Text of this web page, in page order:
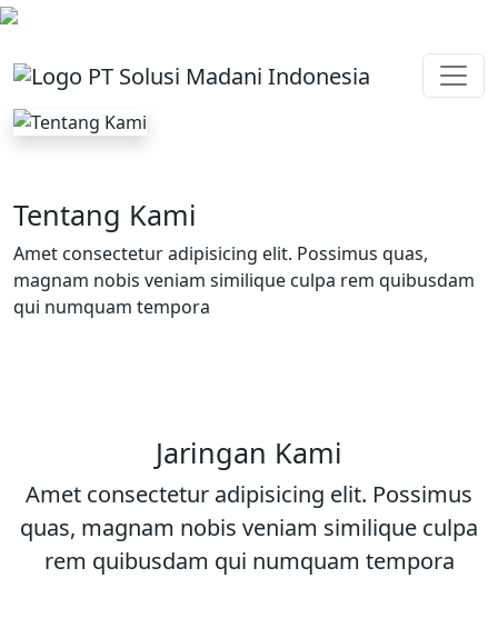
Tentang Kami
Amet consectetur adipisicing elit. Possimus quas,
magnam nobis veniam similique culpa rem quibusdam
qui numquam tempora
Jaringan Kami
Amet consectetur adipisicing elit. Possimus
quas, magnam nobis veniam similique culpa
rem quibusdam qui numquam tempora